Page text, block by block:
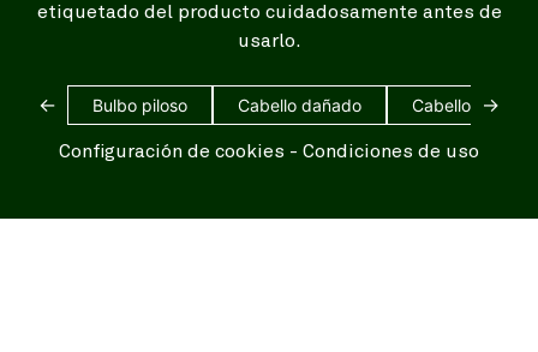
etiquetado del producto cuidadosamente antes de
usarlo.
← Bulbo piloso Cabello dañado Cabello blanco
→
Configuración de cookies - Condiciones de uso